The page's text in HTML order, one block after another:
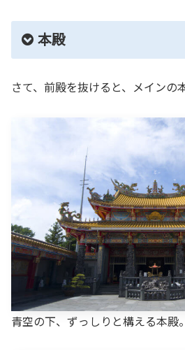
本殿
さて、前殿を抜けると、メインの
青空の下、ずっしりと構える本殿。